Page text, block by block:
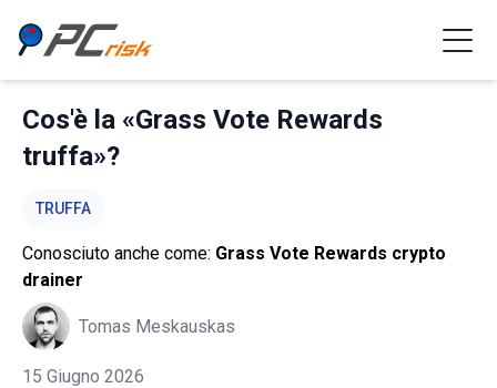
Cos'è la «Grass Vote Rewards
truffa»?
TRUFFA
Conosciuto anche come: Grass Vote Rewards crypto
drainer
Tomas Meskauskas
15 Giugno 2026